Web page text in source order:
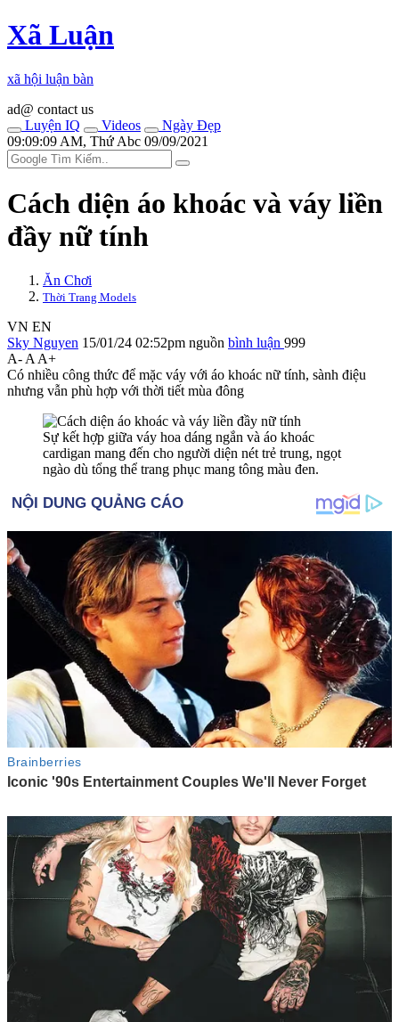
Xã Luận
xã hội luận bàn
ad@ contact us
Luyện IQ
Videos
Ngày Đẹp
09:09:09 AM, Thứ Abc 09/09/2021
Cách diện áo khoác và váy liền
đầy nữ tính
Ăn Chơi
Thời Trang Models
VN EN
Sky Nguyen 15/01/24 02:52pm nguồn bình luận 999
A- A A+
Có nhiều công thức để mặc váy với áo khoác nữ tính, sành điệu
nhưng vẫn phù hợp với thời tiết mùa đông
Sự kết hợp giữa váy hoa dáng ngắn và áo khoác
cardigan mang đến cho người diện nét trẻ trung, ngọt
ngào dù tổng thể trang phục mang tông màu đen.